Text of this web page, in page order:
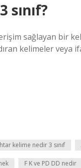
sağlayan bir
kelimeler veya
kelime nedir 3 sınıf
F K ve PD DD nedir